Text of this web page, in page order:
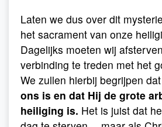
Laten we dus over dit
het sacrament van onze
Dagelijks moeten wij
verbinding te treden met het
We zullen hierbij begrijpen dat
ons is en dat Hij de grote
heiliging is. Het is juist dat